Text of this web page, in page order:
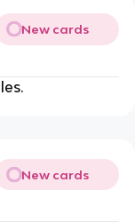
New cards
New cards